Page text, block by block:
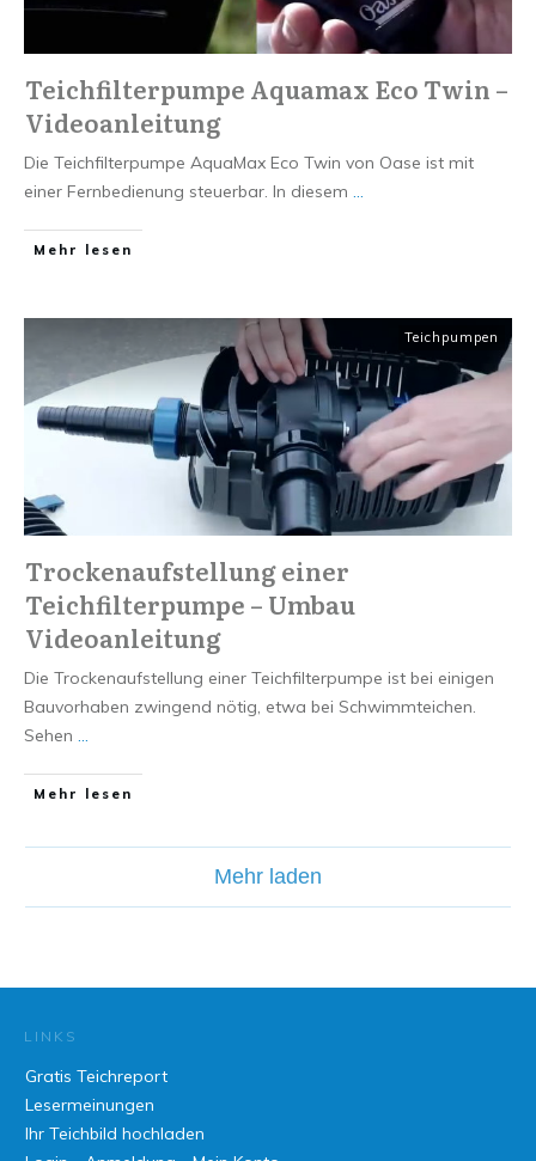
Teichfilterpumpe Aquamax Eco Twin –
Videoanleitung
​Die Teichfilterpumpe AquaMax Eco Twin von Oase ist mit
einer Fernbedienung steuerbar. In diesem ...
Mehr lesen
Teichpumpen
Trockenaufstellung einer
Teichfilterpumpe – Umbau
Videoanleitung
​Die Trockenaufstellung einer Teichfilterpumpe ist bei einigen
Bauvorhaben zwingend nötig, etwa bei Schwimmteichen.
Sehen ...
Mehr lesen
Mehr laden
LINKS
Gratis Teichreport
Lesermeinungen
Ihr Teichbild hochladen